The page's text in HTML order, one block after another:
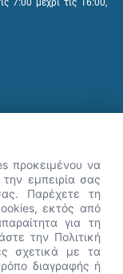
η Νόησις.
να σε βοηθήσω
προκειμένου να
την εμπειρία σας
Παρέχετε τη
εκτός από
για τη
την Πολιτική
σχετικά με τα
διαγραφής ή